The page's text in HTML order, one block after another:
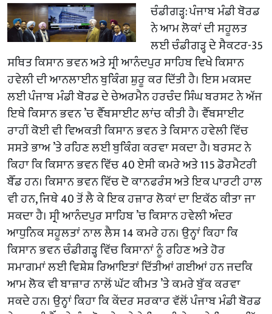
ਚੰਡੀਗੜ੍ਹ: ਪੰਜਾਬ ਮੰਡੀ ਬੋਰਡ
ਨੇ ਆਮ ਲੋਕਾਂ ਦੀ ਸਹੂਲਤ
ਲਈ ਚੰਡੀਗੜ੍ਹ ਦੇ ਸੈਕਟਰ-35
ਸਥਿਤ ਕਿਸਾਨ ਭਵਨ ਅਤੇ ਸ੍ਰੀ ਆਨੰਦਪੁਰ ਸਾਹਿਬ ਵਿਖੇ ਕਿਸਾਨ
ਹਵੇਲੀ ਦੀ ਆਨਲਾਈਨ ਬੁਕਿੰਗ ਸ਼ੁਰੂ ਕਰ ਦਿੱਤੀ ਹੈ। ਇਸ ਮਕਸਦ
ਲਈ ਪੰਜਾਬ ਮੰਡੀ ਬੋਰਡ ਦੇ ਚੇਅਰਮੈਨ ਹਰਚੰਦ ਸਿੰਘ ਬਰਸਟ ਨੇ ਅੱਜ
ਇਥੇ ਕਿਸਾਨ ਭਵਨ ’ਚ ਵੈੱਬਸਾਈਟ ਲਾਂਚ ਕੀਤੀ ਹੈ। ਵੈੱਬਸਾਈਟ
ਰਾਹੀਂ ਕੋਈ ਵੀ ਵਿਅਕਤੀ ਕਿਸਾਨ ਭਵਨ ਤੇ ਕਿਸਾਨ ਹਵੇਲੀ ਵਿੱਚ
ਸਸਤੇ ਭਾਅ ’ਤੇ ਰਹਿਣ ਲਈ ਬੁਕਿੰਗ ਕਰਵਾ ਸਕਦਾ ਹੈ। ਬਰਸਟ ਨੇ
ਕਿਹਾ ਕਿ ਕਿਸਾਨ ਭਵਨ ਵਿੱਚ 40 ਏਸੀ ਕਮਰੇ ਅਤੇ 115 ਡੋਰਮੈਟਰੀ
ਬੈੱਡ ਹਨ। ਕਿਸਾਨ ਭਵਨ ਵਿੱਚ ਦੋ ਕਾਨਫਰੰਸ ਅਤੇ ਇਕ ਪਾਰਟੀ ਹਾਲ
ਵੀ ਹਨ, ਜਿਥੇ 40 ਤੋਂ ਲੈ ਕੇ ਇਕ ਹਜ਼ਾਰ ਲੋਕਾਂ ਦਾ ਇਕੱਠ ਕੀਤਾ ਜਾ
ਸਕਦਾ ਹੈ। ਸ੍ਰੀ ਆਨੰਦਪੁਰ ਸਾਹਿਬ ’ਚ ਕਿਸਾਨ ਹਵੇਲੀ ਅੰਦਰ
ਆਧੁਨਿਕ ਸਹੂਲਤਾਂ ਨਾਲ ਲੈਸ 14 ਕਮਰੇ ਹਨ। ਉਨ੍ਹਾਂ ਕਿਹਾ ਕਿ
ਕਿਸਾਨ ਭਵਨ ਚੰਡੀਗੜ੍ਹ ਵਿੱਚ ਕਿਸਾਨਾਂ ਨੂੰ ਰਹਿਣ ਅਤੇ ਹੋਰ
ਸਮਾਗਮਾਂ ਲਈ ਵਿਸ਼ੇਸ਼ ਰਿਆਇਤਾਂ ਦਿੱਤੀਆਂ ਗਈਆਂ ਹਨ ਜਦਕਿ
ਆਮ ਲੋਕ ਵੀ ਬਾਜ਼ਾਰ ਨਾਲੋਂ ਘੱਟ ਕੀਮਤ ’ਤੇ ਕਮਰੇ ਬੁੱਕ ਕਰਵਾ
ਸਕਦੇ ਹਨ। ਉਨ੍ਹਾਂ ਕਿਹਾ ਕਿ ਕੇਂਦਰ ਸਰਕਾਰ ਵੱਲੋਂ ਪੰਜਾਬ ਮੰਡੀ ਬੋਰਡ